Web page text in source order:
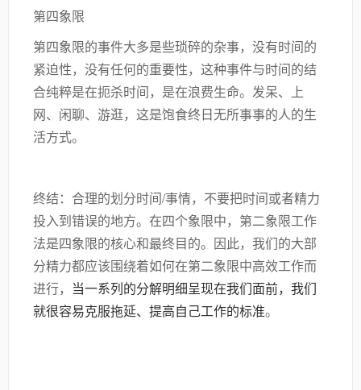
第四象限
第四象限的事件大多是些琐碎的杂事，没有时间的
紧迫性，没有任何的重要性，这种事件与时间的结
合纯粹是在扼杀时间，是在浪费生命。发呆、上
网、闲聊、游逛，这是饱食终日无所事事的人的生
活方式。
终结：合理的划分时间/事情，不要把时间或者精力
投入到错误的地方。在四个象限中，第二象限工作
法是四象限的核心和最终目的。因此，我们的大部
分精力都应该围绕着如何在第二象限中高效工作而
进行， 当一系列的分解明细呈现在我们面前，我们
就很容易克服拖延、提高自己工作的标准。